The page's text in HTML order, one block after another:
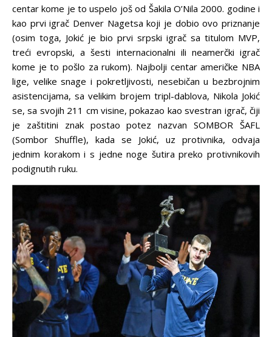
centar kome je to uspelo još od Šakila O’Nila 2000. godine i
kao prvi igrač Denver Nagetsa koji je dobio ovo priznanje
(osim toga, Jokić je bio prvi srpski igrač sa titulom MVP,
treći evropski, a šesti internacionalni ili neamerčki igrač
kome je to pošlo za rukom). Najbolji centar američke NBA
lige, velike snage i pokretljivosti, nesebičan u bezbrojnim
asistencijama, sa velikim brojem tripl-dablova, Nikola Jokić
se, sa svojih 211 cm visine, pokazao kao svestran igrač, čiji
je zaštitini znak postao potez nazvan SOMBOR ŠAFL
(Sombor Shuffle), kada se Jokić, uz protivnika, odvaja
jednim korakom i s jedne noge šutira preko protivnikovih
podignutih ruku.